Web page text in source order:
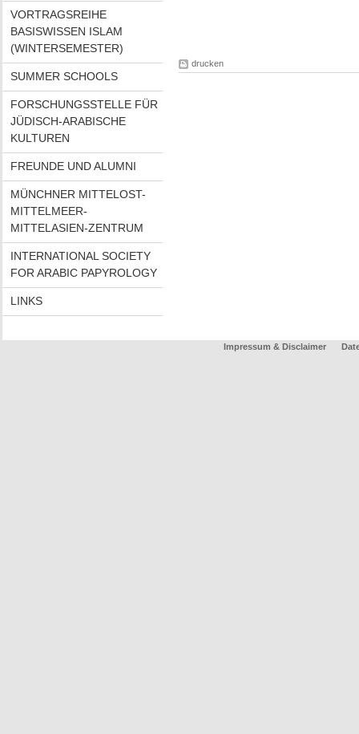
VORTRAGSREIHE
BASISWISSEN ISLAM
(WINTERSEMESTER)
SUMMER SCHOOLS
FORSCHUNGSSTELLE FÜR
JÜDISCH-ARABISCHE
KULTUREN
FREUNDE UND ALUMNI
MÜNCHNER MITTELOST-
MITTELMEER-
MITTELASIEN-ZENTRUM
INTERNATIONAL SOCIETY
FOR ARABIC PAPYROLOGY
LINKS
drucken
Impressum & Disclaimer